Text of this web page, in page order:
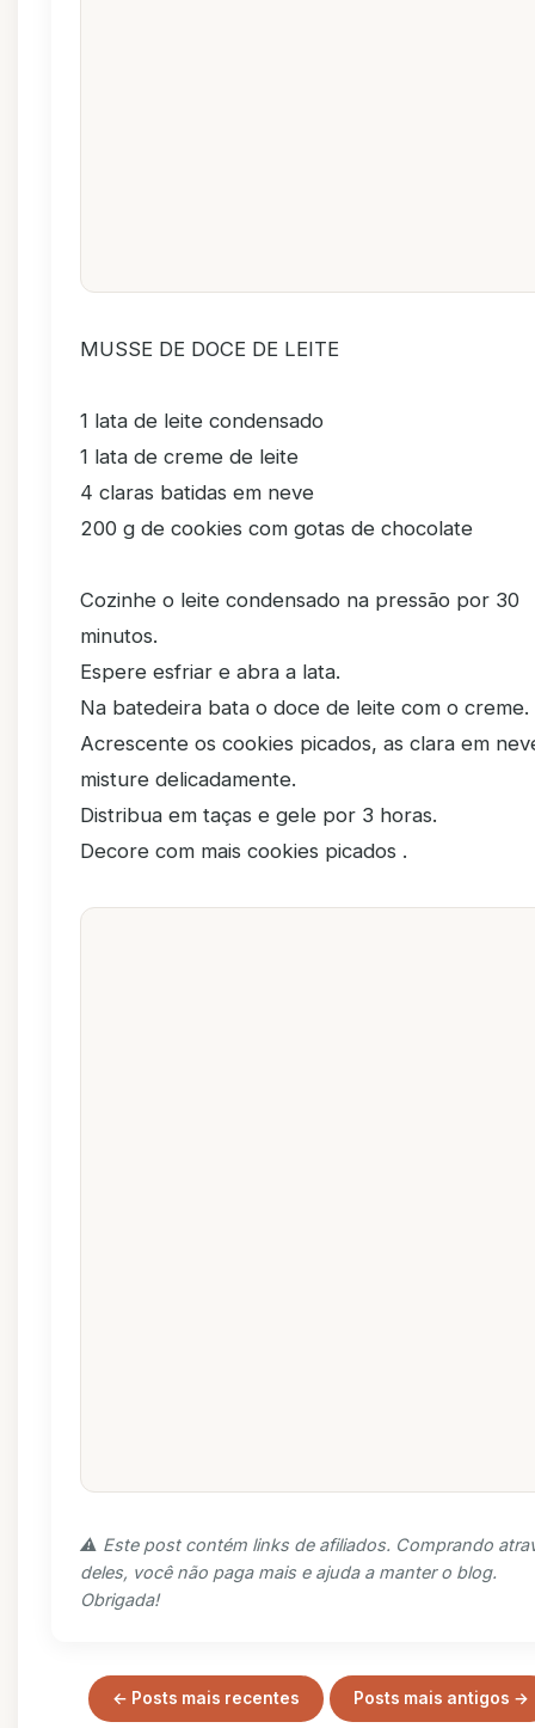
MUSSE DE DOCE DE LEITE
1 lata de leite condensado
1 lata de creme de leite
4 claras batidas em neve
200 g de cookies com gotas de chocolate
Cozinhe o leite condensado na pressão por 30
minutos.
Espere esfriar e abra a lata.
Na batedeira bata o doce de leite com o creme.
Acrescente os cookies picados, as clara em
misture delicadamente.
Distribua em taças e gele por 3 horas.
Decore com mais cookies picados .
⚠️ Este post contém links de afiliados. Comprando
deles, você não paga mais e ajuda a manter o blog.
Obrigada!
← Posts mais recentes Posts mais antigos →